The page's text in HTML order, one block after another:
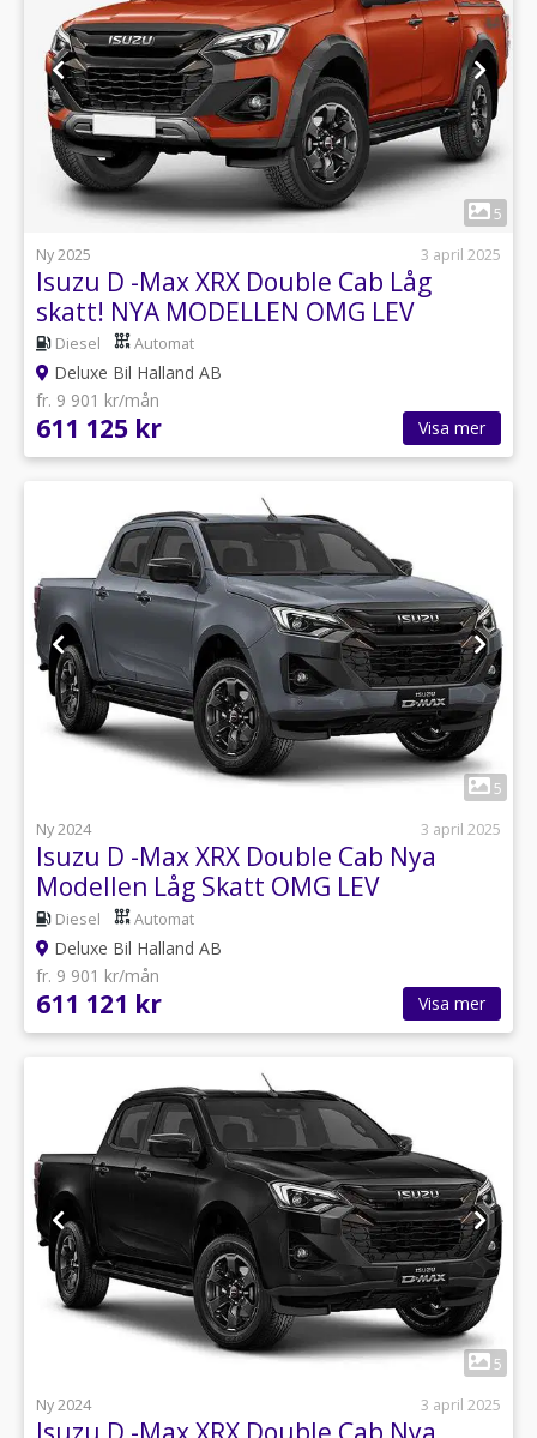
5
Ny 2025
3 april 2025
Isuzu D -Max XRX Double Cab Låg
skatt! NYA MODELLEN OMG LEV
Diesel Automat
Deluxe Bil Halland AB
fr. 9 901 kr/mån
611 125 kr Visa mer
1
5
Ny 2024
3 april 2025
Isuzu D -Max XRX Double Cab Nya
Modellen Låg Skatt OMG LEV
Diesel Automat
Deluxe Bil Halland AB
fr. 9 901 kr/mån
611 121 kr Visa mer
1
5
Ny 2024
3 april 2025